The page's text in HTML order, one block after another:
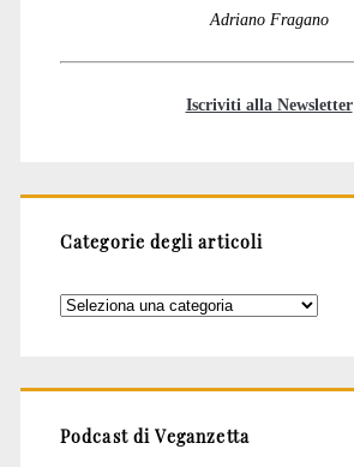
Adriano Fragano
Iscriviti alla Newsletter
Categorie degli articoli
Categorie
Podcast di Veganzetta